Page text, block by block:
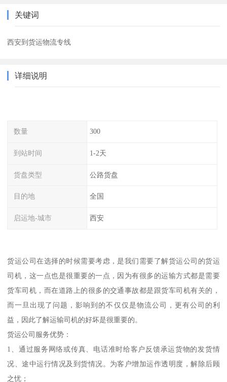
关键词
西安到货运物流专线
详细说明
数量 300
到站时间 1-2天
货盘类型 公路货盘
目的地 全国
启运地-城市 西安
货运公司在选择的时候需要考虑，是我们需要了解货运公司的货运
司机，这一点也是很重要的一点，因为有很多的运输方式都是需要
货车司机，而在道路上的很多的交通事故都是跟货车司机有关的，
而一旦出现了问题，影响到的不仅仅是物流公司，更有公司的利
益，因此了解运输司机的好坏是很重要的。
货运公司服务优势：
1、通过服务网络或传真、电话准时给客户反馈承运货物的发货情
况、途中运行情况及到货情况。为客户增加运作透明度，解除后顾
之忧；